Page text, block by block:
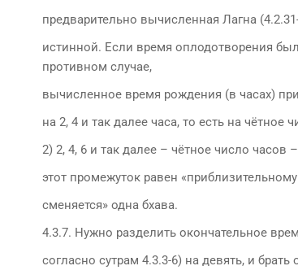
предварительно вычисленная Лагна
истинной. Если время оплодотворения
противном случае,
вычисленное время рождения (в часах)
на 2, 4 и так далее часа, то есть на чётное
2) 2, 4, 6 и так далее – чётное число часов
этот промежуток равен
сменяется» одна бхава.
4.3.7. Нужно разделить окончательное
согласно сутрам 4.3.3-6) на девять, и брать